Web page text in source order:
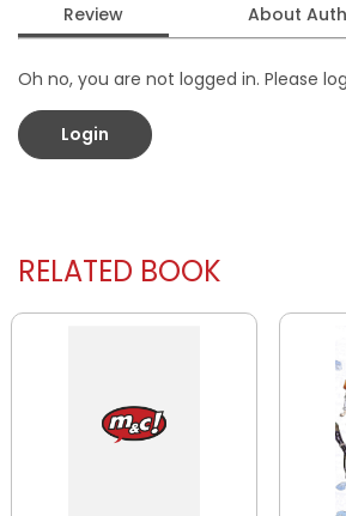
Review About
Oh no, you are not logged in. Please
Login
RELATED BOOK